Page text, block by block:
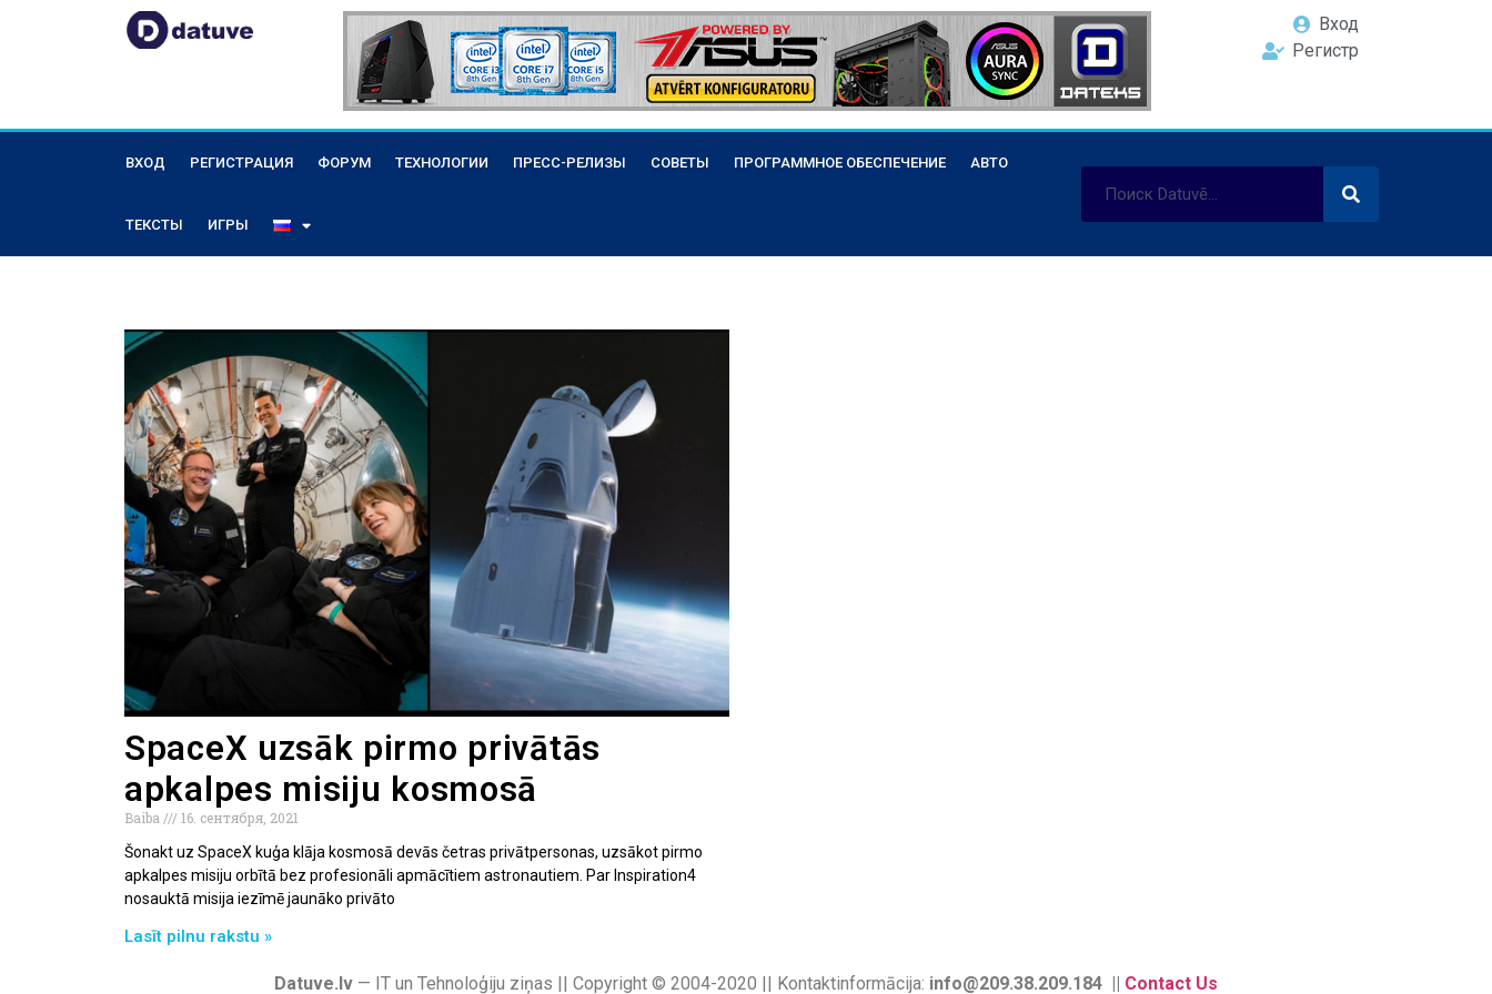
Вход
Регистр
ВХОД РЕГИСТРАЦИЯ ФОРУМ ТЕХНОЛОГИИ ПРЕСС-РЕЛИЗЫ СОВЕТЫ ПРОГРАММНОЕ ОБЕСПЕЧЕНИЕ АВТО
ТЕКСТЫ ИГРЫ
SpaceX uzsāk pirmo privātās
apkalpes misiju kosmosā
Baiba
16. сентября, 2021
Šonakt uz SpaceX kuģa klāja kosmosā devās četras privātpersonas, uzsākot pirmo
apkalpes misiju orbītā bez profesionāli apmācītiem astronautiem. Par Inspiration4
nosauktā misija iezīmē jaunāko privāto
Lasīt pilnu rakstu »
Datuve.lv — IT un Tehnoloģiju ziņas || Copyright © 2004-2020 || Kontaktinformācija: info@209.38.209.184 || Contact Us